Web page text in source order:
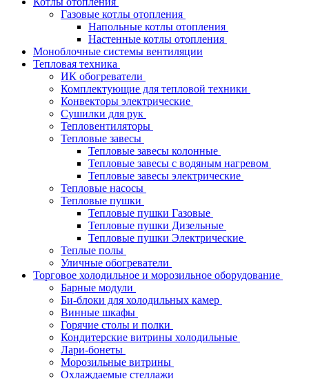
Газовые котлы отопления
Напольные котлы отопления
Настенные котлы отопления
Моноблочные системы вентиляции
Тепловая техника
ИК обогреватели
Комплектующие для тепловой техники
Конвекторы электрические
Сушилки для рук
Тепловентиляторы
Тепловые завесы
Тепловые завесы колонные
Тепловые завесы с водяным нагревом
Тепловые завесы электрические
Тепловые насосы
Тепловые пушки
Тепловые пушки Газовые
Тепловые пушки Дизельные
Тепловые пушки Электрические
Теплые полы
Уличные обогреватели
Торговое холодильное и морозильное оборудование
Барные модули
Би-блоки для холодильных камер
Винные шкафы
Горячие столы и полки
Кондитерские витрины холодильные
Лари-бонеты
Морозильные витрины
Охлаждаемые стеллажи